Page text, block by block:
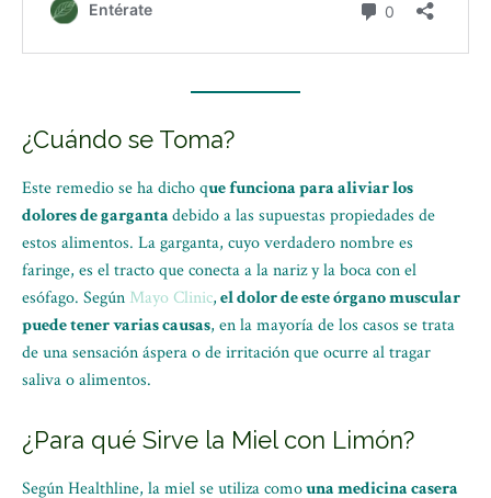
¿Cuándo se Toma?
Este remedio se ha dicho que funciona para aliviar los
dolores de gargantadebido a las supuestas propiedades de
estos alimentos. La garganta, cuyo verdadero nombre es
faringe, es el tracto que conecta a la nariz y la boca con el
esófago. Según Mayo Clinic,el dolor de este órgano muscular
puede tener varias causas, en la mayoría de los casos se trata
de una sensación áspera o de irritación que ocurre al tragar
saliva o alimentos.
¿Para qué Sirve la Miel con Limón?
Según Healthline, la miel se utiliza comouna medicina casera